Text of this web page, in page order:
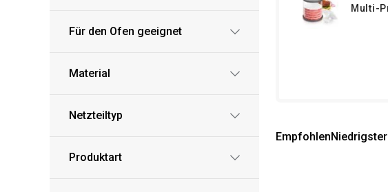
Für den Ofen geeignet
Material
Netzteiltyp
Produktart
Multi-
Empfohlen